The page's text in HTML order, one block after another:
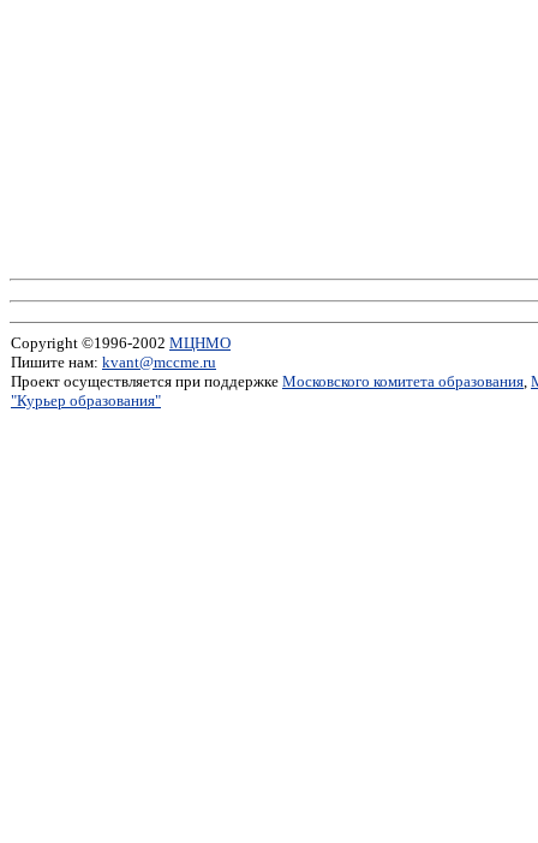
Copyright ©1996-2002 МЦНМО
Пишите нам: kvant@mccme.ru
Проект осуществляется при поддержке Московского комитета образования,
"Курьер образования"